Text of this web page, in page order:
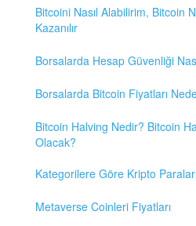
Bitcoini Nasıl Alabilirim, Bitcoin
Kazanılır
Borsalarda Hesap Güvenliği
Borsalarda Bitcoin Fiyatları
Bitcoin Halving Nedir? Bitcoin
Olacak?
Kategorilere Göre Kripto Paralar
Metaverse Coinleri Fiyatları